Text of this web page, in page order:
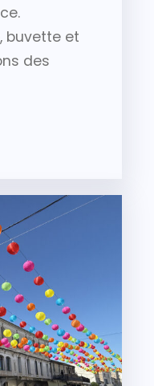
buvette et
des